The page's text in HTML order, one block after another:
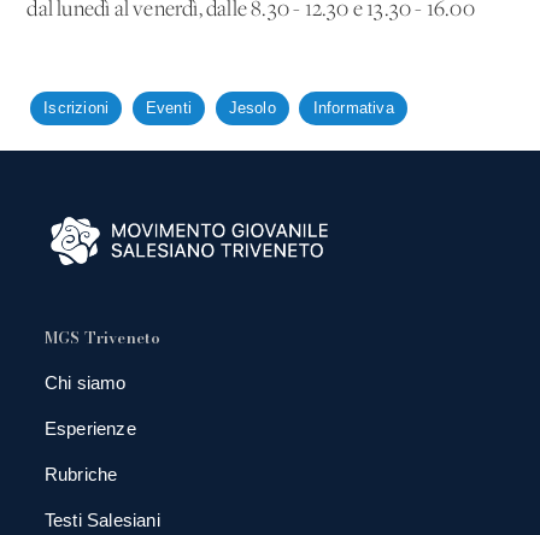
dal lunedì al venerdì, dalle 8.30 - 12.30 e 13.30 - 16.00
Iscrizioni Eventi Jesolo Informativa
MGS Triveneto
Chi siamo
Esperienze
Rubriche
Testi Salesiani